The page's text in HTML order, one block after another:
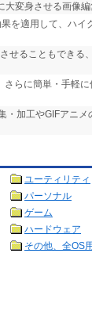
変身させる画像編
を適用して、ハイ
せることもできる
らに簡単・手軽
・加工やGIFアニ
ユーティリティ
パーソナル
ゲーム
ハードウェア
その他、全OS